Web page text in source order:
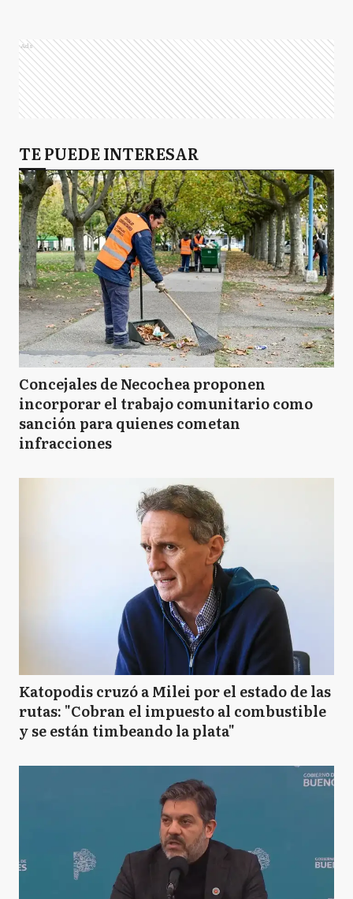
Ads
TE PUEDE INTERESAR
Concejales de Necochea proponen
incorporar el trabajo comunitario como
sanción para quienes cometan
infracciones
Katopodis cruzó a Milei por el estado de las
rutas: "Cobran el impuesto al combustible
y se están timbeando la plata"